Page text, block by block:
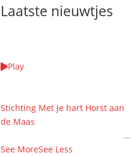
Laatste nieuwtjes
Play
Stichting Met je hart Horst aan
de Maas
...
See MoreSee Less